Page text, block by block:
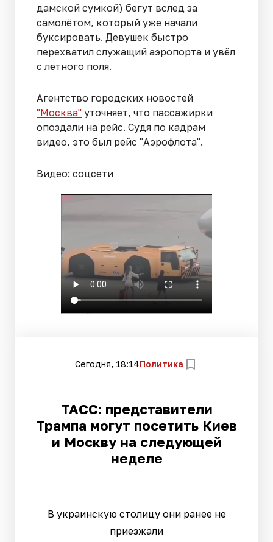
дамской сумкой) бегут вслед за
самолётом, который уже начали
буксировать. Девушек быстро
перехватил служащий аэропорта и увёл
с лётного поля.
Агентство городских новостей
"Москва" уточняет, что пассажирки
опоздали на рейс. Судя по кадрам
видео, это был рейс "Аэрофлота".
Видео: соцсети
Сегодня, 18:14Политика
ТАСС: представители
Трампа могут посетить Киев
и Москву на следующей
неделе
В украинскую столицу они ранее не
приезжали